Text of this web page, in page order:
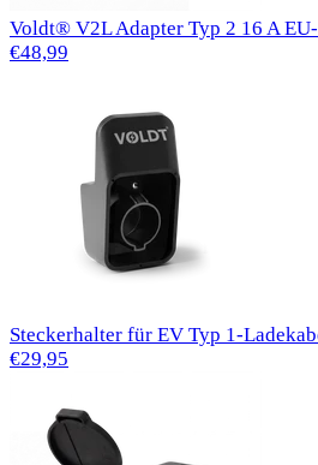
Voldt® V2L Adapter Typ 2 16 A
€48,99
Steckerhalter für EV Typ 1-
€29,95